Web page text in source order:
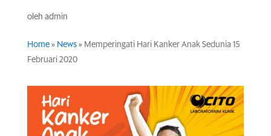
oleh admin
Home» News» Memperingati Hari Kanker Anak Sedunia 15
Februari 2020